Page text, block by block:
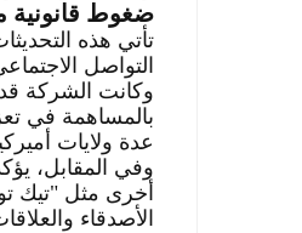
ضغوط قانونية
تأتي هذه
التواصل
وكانت الشركة
بالمساهمة في
عدة ولايات
وفي المقابل،
أخرى مثل "تيك
الأصدقاء